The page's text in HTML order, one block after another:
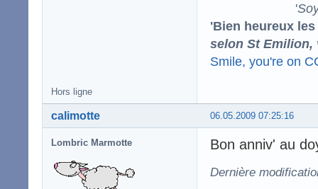
'
'Bien heureux
selon St Emilion,
Smile, you're on
Hors ligne
06.05.2009 07:25:16
calimotte
Lombric Marmotte Bon anniv' au
Dernière